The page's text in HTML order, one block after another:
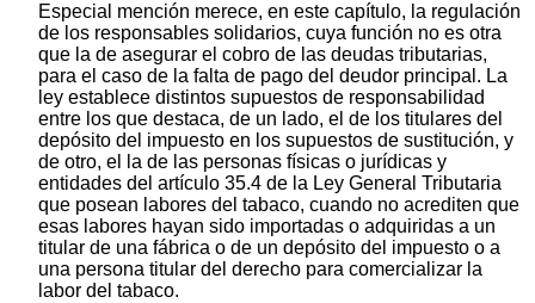
Especial mención merece, en este capítulo, la regulación
de los responsables solidarios, cuya función no es otra
que la de asegurar el cobro de las deudas tributarias,
para el caso de la falta de pago del deudor principal. La
ley establece distintos supuestos de responsabilidad
entre los que destaca, de un lado, el de los titulares del
depósito del impuesto en los supuestos de sustitución, y
de otro, el la de las personas físicas o jurídicas y
entidades del artículo 35.4 de la Ley General Tributaria
que posean labores del tabaco, cuando no acrediten que
esas labores hayan sido importadas o adquiridas a un
titular de una fábrica o de un depósito del impuesto o a
una persona titular del derecho para comercializar la
labor del tabaco.